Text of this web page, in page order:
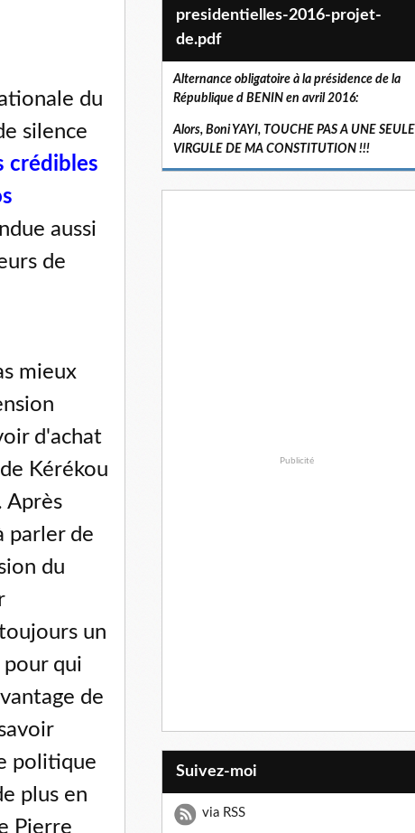
du
silence
crédibles
aussi
de
mieux
d'achat
Kérékou
Après
parler de
du
un
pour qui
de
politique
plus en
Pierre
presidentielles-2016-projet-
de.pdf
Alternance obligatoire à la présidence de la
République d BENIN en avril 2016:
Alors, Boni YAYI, TOUCHE PAS A UNE SEULE
VIRGULE DE MA CONSTITUTION !!!
Publicité
Suivez-moi
via RSS